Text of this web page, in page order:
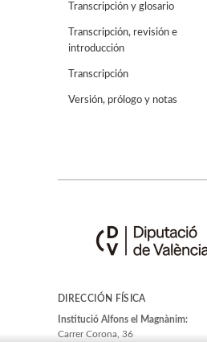
Transcripción y glosario
Transcripción, revisión e
introducción
Transcripción
Versión, prólogo y notas
DIRECCIÓN FÍSICA
Institució Alfons el Magnànim:
Carrer Corona, 36